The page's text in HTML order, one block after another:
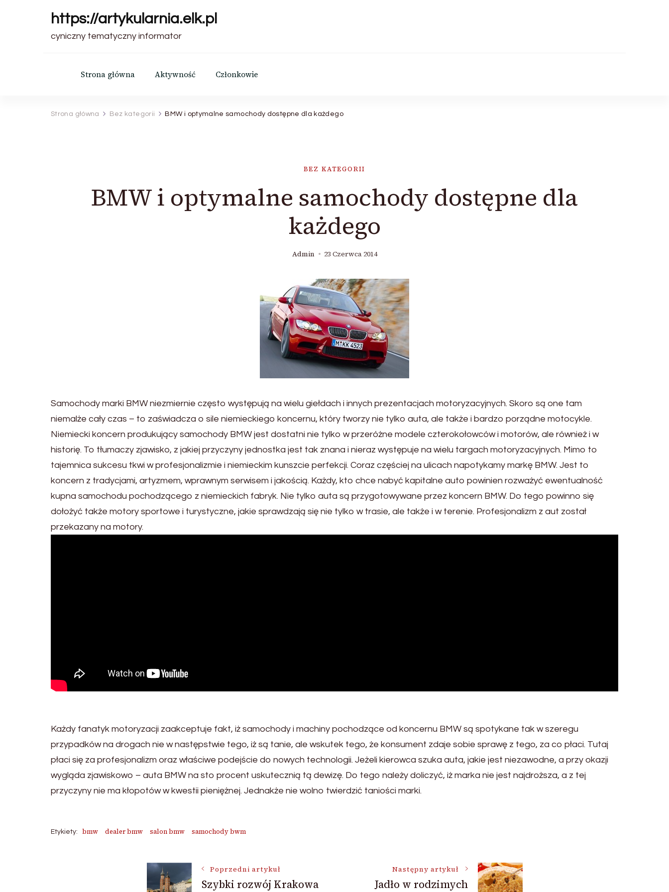
https://artykularnia.elk.pl
cyniczny tematyczny informator
Strona główna Aktywność Członkowie
Strona główna Bez kategorii BMW i optymalne samochody dostępne dla każdego
BEZ KATEGORII
BMW i optymalne samochody dostępne dla
każdego
Admin 23 Czerwca 2014
Samochody marki BMW niezmiernie często występują na wielu giełdach i innych prezentacjach motoryzacyjnych. Skoro są one tam
niemalże cały czas – to zaświadcza o sile niemieckiego koncernu, który tworzy nie tylko auta, ale także i bardzo porządne motocykle.
Niemiecki koncern produkujący samochody BMW jest dostatni nie tylko w przeróżne modele czterokołowców i motorów, ale również i w
historię. To tłumaczy zjawisko, z jakiej przyczyny jednostka jest tak znana i nieraz występuje na wielu targach motoryzacyjnych. Mimo to
tajemnica sukcesu tkwi w profesjonalizmie i niemieckim kunszcie perfekcji. Coraz częściej na ulicach napotykamy markę BMW. Jest to
koncern z tradycjami, artyzmem, wprawnym serwisem i jakością. Każdy, kto chce nabyć kapitalne auto powinien rozważyć ewentualność
kupna samochodu pochodzącego z niemieckich fabryk. Nie tylko auta są przygotowywane przez koncern BMW. Do tego powinno się
dołożyć także motory sportowe i turystyczne, jakie sprawdzają się nie tylko w trasie, ale także i w terenie. Profesjonalizm z aut został
przekazany na motory.
Każdy fanatyk motoryzacji zaakceptuje fakt, iż samochody i machiny pochodzące od koncernu BMW są spotykane tak w szeregu
przypadków na drogach nie w następstwie tego, iż są tanie, ale wskutek tego, że konsument zdaje sobie sprawę z tego, za co płaci. Tutaj
płaci się za profesjonalizm oraz właściwe podejście do nowych technologii. Jeżeli kierowca szuka auta, jakie jest niezawodne, a przy okazji
wygląda zjawiskowo – auta BMW na sto procent uskutecznią tą dewizę. Do tego należy doliczyć, iż marka nie jest najdroższa, a z tej
przyczyny nie ma kłopotów w kwestii pieniężnej. Jednakże nie wolno twierdzić taniości marki.
Etykiety: bmw dealer bmw salon bmw samochody bwm
NawigacjaPoprzedni artykuł
Szybki rozwój Krakowa
Następny artykuł
Jadło w rodzimych